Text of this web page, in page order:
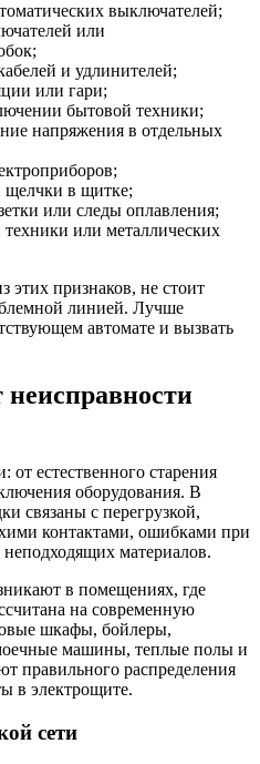
выключателей;
или
и удлинителей;
или гари;
бытовой техники;
напряжения в отдельных
щелчки в щитке;
или следы оплавления;
или металлических
этих признаков, не стоит
линией. Лучше
автомате и вызвать
естественного старения
оборудования. В
связаны с перегрузкой,
контактами, ошибками при
материалов.
в помещениях, где
на современную
шкафы, бойлеры,
машины, теплые полы и
правильного распределения
в электрощите.
сети